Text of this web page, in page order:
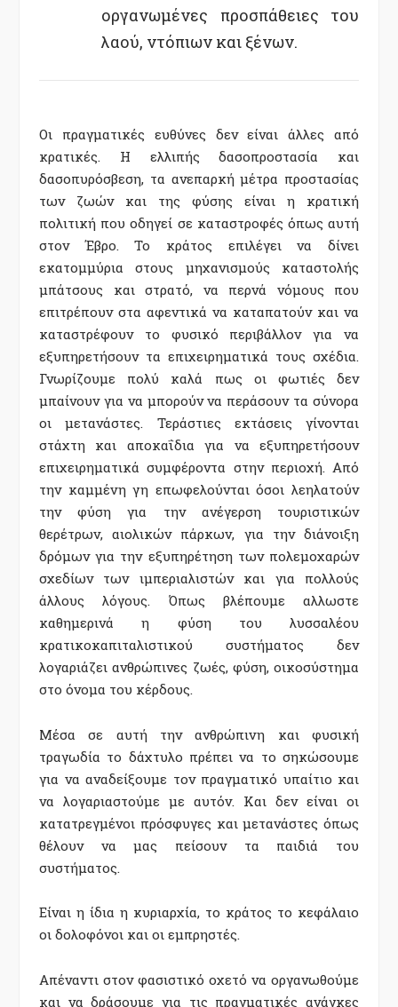
οργανωμένες προσπάθειες του
λαού, ντόπιων και ξένων.
Οι πραγματικές ευθύνες δεν είναι άλλες από
κρατικές. Η ελλιπής δασοπροστασία και
δασοπυρόσβεση, τα ανεπαρκή μέτρα προστασίας
των ζωών και της φύσης είναι η κρατική
πολιτική που οδηγεί σε καταστροφές όπως αυτή
στον Έβρο. Το κράτος επιλέγει να δίνει
εκατομμύρια στους μηχανισμούς καταστολής
μπάτσους και στρατό, να περνά νόμους που
επιτρέπουν στα αφεντικά να καταπατούν και να
καταστρέφουν το φυσικό περιβάλλον για να
εξυπηρετήσουν τα επιχειρηματικά τους σχέδια.
Γνωρίζουμε πολύ καλά πως οι φωτιές δεν
μπαίνουν για να μπορούν να περάσουν τα σύνορα
οι μετανάστες. Τεράστιες εκτάσεις γίνονται
στάχτη και αποκαΐδια για να εξυπηρετήσουν
επιχειρηματικά συμφέροντα στην περιοχή. Από
την καμμένη γη επωφελούνται όσοι λεηλατούν
την φύση για την ανέγερση τουριστικών
θερέτρων, αιολικών πάρκων, για την διάνοιξη
δρόμων για την εξυπηρέτηση των πολεμοχαρών
σχεδίων των ιμπεριαλιστών και για πολλούς
άλλους λόγους. Όπως βλέπουμε αλλωστε
καθημερινά η φύση του λυσσαλέου
κρατικοκαπιταλιστικού συστήματος δεν
λογαριάζει ανθρώπινες ζωές, φύση, οικοσύστημα
στο όνομα του κέρδους.
Μέσα σε αυτή την ανθρώπινη και φυσική
τραγωδία το δάχτυλο πρέπει να το σηκώσουμε
για να αναδείξουμε τον πραγματικό υπαίτιο και
να λογαριαστούμε με αυτόν. Και δεν είναι οι
κατατρεγμένοι πρόσφυγες και μετανάστες όπως
θέλουν να μας πείσουν τα παιδιά του
συστήματος.
Είναι η ίδια η κυριαρχία, το κράτος το κεφάλαιο
οι δολοφόνοι και οι εμπρηστές.
Απέναντι στον φασιστικό οχετό να οργανωθούμε
και να δράσουμε για τις πραγματικές ανάγκες